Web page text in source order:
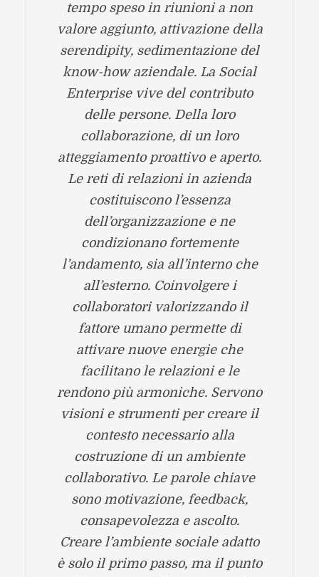
tempo speso in riunioni a non
valore aggiunto, attivazione della
serendipity, sedimentazione del
know-how aziendale. La Social
Enterprise vive del contributo
delle persone. Della loro
collaborazione, di un loro
atteggiamento proattivo e aperto.
Le reti di relazioni in azienda
costituiscono l’essenza
dell’organizzazione e ne
condizionano fortemente
l’andamento, sia all’interno che
all’esterno. Coinvolgere i
collaboratori valorizzando il
fattore umano permette di
attivare nuove energie che
facilitano le relazioni e le
rendono più armoniche. Servono
visioni e strumenti per creare il
contesto necessario alla
costruzione di un ambiente
collaborativo. Le parole chiave
sono motivazione, feedback,
consapevolezza e ascolto.
Creare l’ambiente sociale adatto
è solo il primo passo, ma il punto